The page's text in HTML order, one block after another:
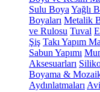
Sulu Boya Yağlı
Boyaları Metalik
ve Rulosu Tuval
Şiş Takı Yapım
Sabun Yapımı
Aksesuarları
Boyama &
Aydınlatmaları